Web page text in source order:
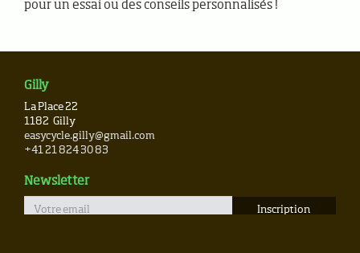
pour un essai ou des conseils personnalisés !
Gilly
La Place 22
1182 Gilly
easycycle.gilly@gmail.com
+41 21 824 30 83
Newsletter